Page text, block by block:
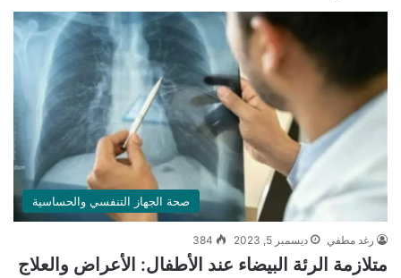
صحة الجهاز التنفسي والحساسية
رغد مطفي ديسمبر 5, 2023 384
متلازمة الرئة البيضاء عند الأطفال: الأعراض والعلاج